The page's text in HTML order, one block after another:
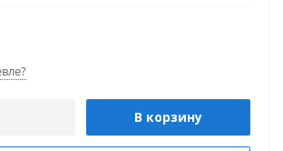
В корзину